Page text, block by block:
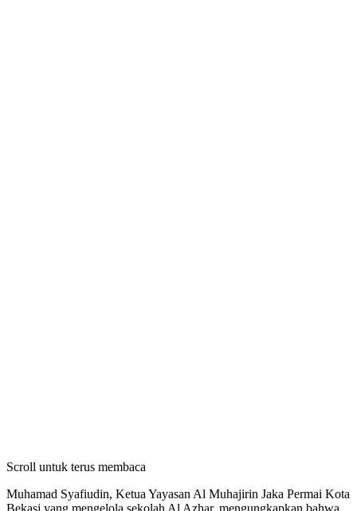
Scroll untuk terus membaca
Muhamad Syafiudin, Ketua Yayasan Al Muhajirin Jaka Permai Kota